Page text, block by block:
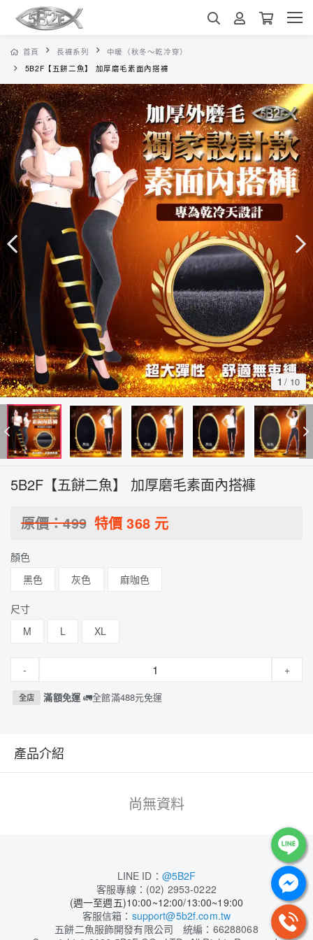
首頁 長褲系列
中暖（秋冬～乾冷穿）
5B2F【五餅二魚】 加厚磨毛素面內搭褲
1 / 10
5B2F【五餅二魚】 加厚磨毛素面內搭褲
原價：499 特價368元
顏色
黑色
灰色 麻咖色
尺寸
M
L XL
- +
全店 滿額免運🚛全館滿488元免運
產品介紹
尚無資料
LINE ID： @5B2F
客服專線：(02) 2953-0222
(週一至週五)10:00~12:00/13:00~19:00
客服信箱： support@5b2f.com.tw
五餅二魚服飾開發有限公司 統編：66288068